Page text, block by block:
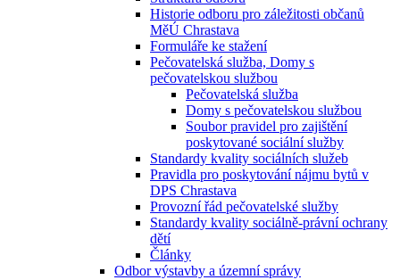
Historie odboru pro záležitosti občanů
MěÚ Chrastava
Formuláře ke stažení
Pečovatelská služba, Domy s
pečovatelskou službou
Pečovatelská služba
Domy s pečovatelskou službou
Soubor pravidel pro zajištění
poskytované sociální služby
Standardy kvality sociálních služeb
Pravidla pro poskytování nájmu bytů v
DPS Chrastava
Provozní řád pečovatelské služby
Standardy kvality sociálně-právní ochrany
dětí
Články
Odbor výstavby a územní správy